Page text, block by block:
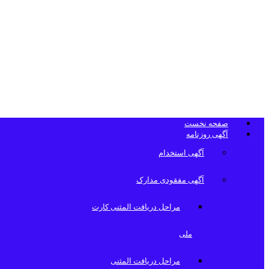
صفحه نخست
آگهی روزنامه
آگهی استخدام
آگهی مفقودی مدارک
مراحل دریافت المثنی کارت
ملی
مراحل دریافت المثنی